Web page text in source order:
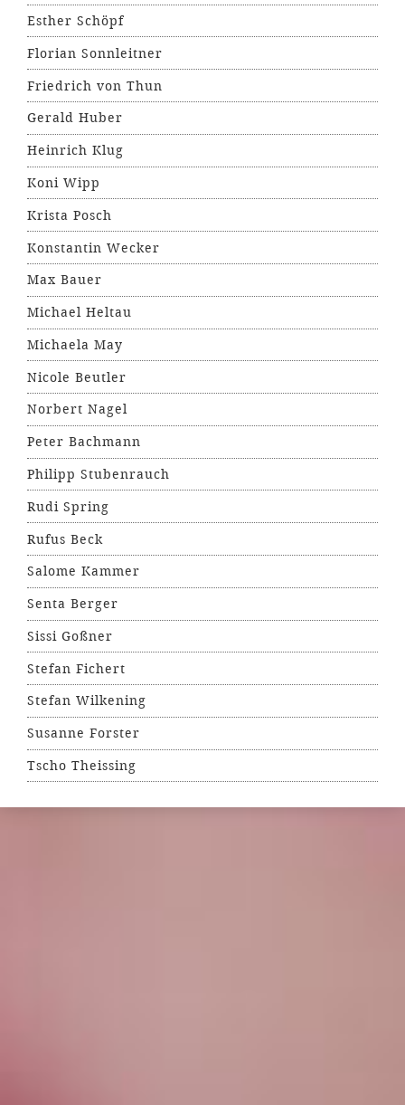
Esther Schöpf
Florian Sonnleitner
Friedrich von Thun
Gerald Huber
Heinrich Klug
Koni Wipp
Krista Posch
Konstantin Wecker
Max Bauer
Michael Heltau
Michaela May
Nicole Beutler
Norbert Nagel
Peter Bachmann
Philipp Stubenrauch
Rudi Spring
Rufus Beck
Salome Kammer
Senta Berger
Sissi Goßner
Stefan Fichert
Stefan Wilkening
Susanne Forster
Tscho Theissing